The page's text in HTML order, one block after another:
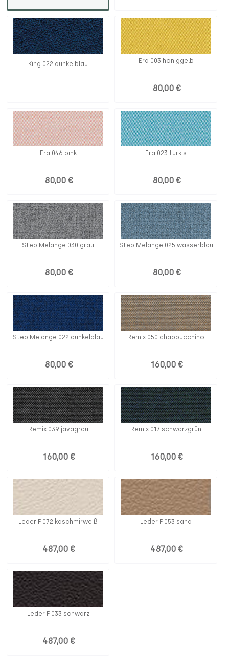
King 022 dunkelblau Era 003 honiggelb
80,00 €
Era 046 pink
80,00 €
Era 023 türkis
80,00 €
Step Melange 030 grau
80,00 €
Step Melange 025 wasserblau
80,00 €
Step Melange 022 dunkelblau
80,00 €
Remix 050 chappucchino
160,00 €
Remix 039 javagrau
160,00 €
Remix 017 schwarzgrün
160,00 €
Leder F 072 kaschmirweiß
487,00 €
Leder F 053 sand
487,00 €
Leder F 033 schwarz
487,00 €